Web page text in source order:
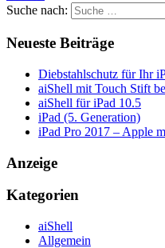
Suche nach:
Neueste Beiträge
Diebstahlschutz für Ihr
aiShell mit Touch Stift
aiShell für iPad 10.5
iPad (5. Generation)
iPad Pro 2017 – Apple
Anzeige
Kategorien
aiShell
Allgemein